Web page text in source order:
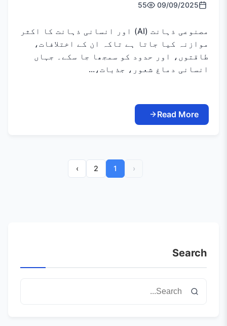
09/09/2025
55
مصنوعی ذہانت (AI) اور انسانی ذہانت کا اکثر
موازنہ کیا جاتا ہے تاکہ ان کے اختلافات،
طاقتوں، اور حدود کو سمجھا جا سکے۔ جہاں
انسانی دماغ شعور، جذبات،...
Read More
‹
1
2
›
Search